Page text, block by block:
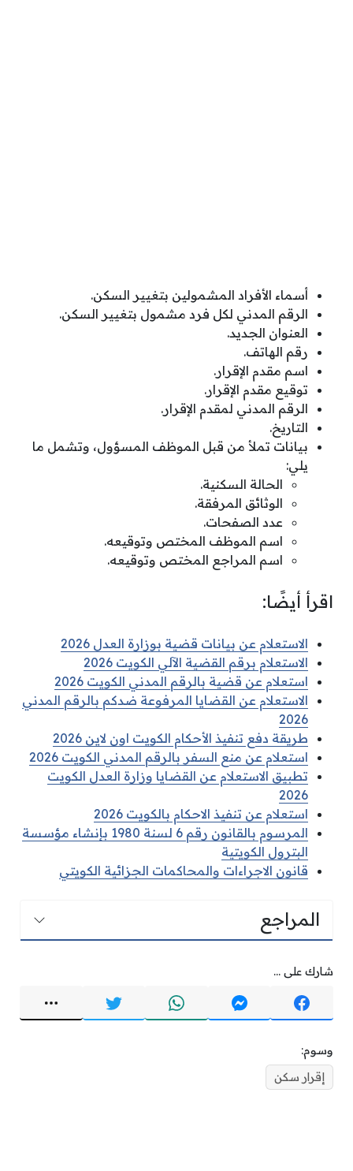
أسماء الأفراد المشمولين بتغيير السكن.
الرقم المدني لكل فرد مشمول بتغيير السكن.
العنوان الجديد.
رقم الهاتف.
اسم مقدم الإقرار.
توقيع مقدم الإقرار.
الرقم المدني لمقدم الإقرار.
التاريخ.
بيانات تملأ من قبل الموظف المسؤول، وتشمل ما
يلي:
الحالة السكنية.
الوثائق المرفقة.
عدد الصفحات.
اسم الموظف المختص وتوقيعه.
اسم المراجع المختص وتوقيعه.
اقرأ أيضًا:
الاستعلام عن بيانات قضية بوزارة العدل 2026
الاستعلام برقم القضية الآلي الكويت 2026
استعلام عن قضية بالرقم المدني الكويت 2026
الاستعلام عن القضايا المرفوعة ضدكم بالرقم المدني
2026
طريقة دفع تنفيذ الأحكام الكويت اون لاين 2026
استعلام عن منع السفر بالرقم المدني الكويت 2026
تطبيق الاستعلام عن القضايا وزارة العدل الكويت
2026
استعلام عن تنفيذ الاحكام بالكويت 2026
المرسوم بالقانون رقم 6 لسنة 1980 بإنشاء مؤسسة
البترول الكويتية
قانون الاجراءات والمحاكمات الجزائية الكويتي
المراجع
شارك على ...
وسوم:
إقرار سكن